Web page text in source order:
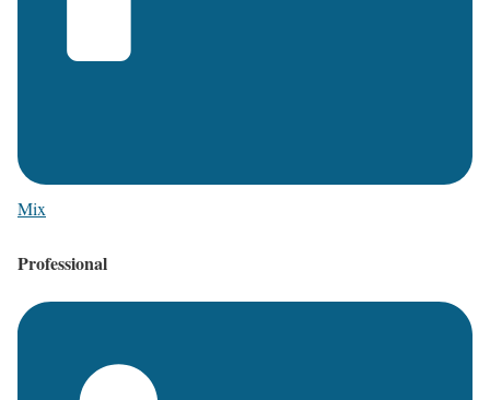
Mix
Professional